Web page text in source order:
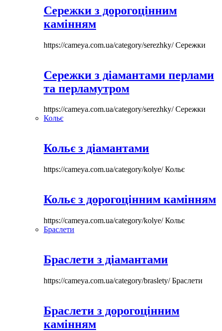
Сережки з дорогоцінним
камінням
https://cameya.com.ua/category/serezhky/Сережки
Сережки з діамантами перлами
та перламутром
https://cameya.com.ua/category/serezhky/Сережки
Кольє
Кольє з діамантами
https://cameya.com.ua/category/kolye/Кольє
Кольє з дорогоцінним камінням
https://cameya.com.ua/category/kolye/Кольє
Браслети
Браслети з діамантами
https://cameya.com.ua/category/braslety/Браслети
Браслети з дорогоцінним
камінням